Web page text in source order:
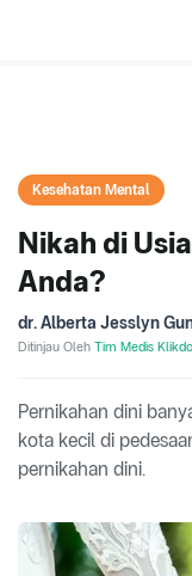
Kesehatan Mental
Nikah di
Anda?
dr. Alberta Jesslyn
Ditinjau Oleh Tim Medis
Pernikahan dini
kota kecil di
pernikahan dini.